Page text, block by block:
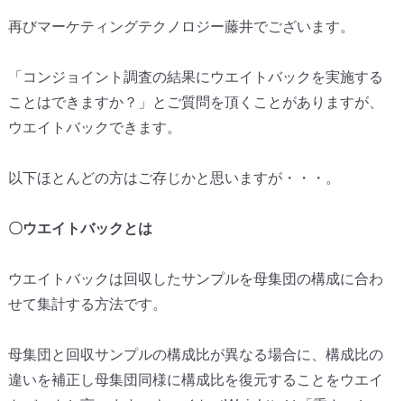
再びマーケティングテクノロジー藤井でございます。
「コンジョイント調査の結果にウエイトバックを実施する
ことはできますか？」とご質問を頂くことがありますが、
ウエイトバックできます。
以下ほとんどの方はご存じかと思いますが・・・。
〇ウエイトバックとは
ウエイトバックは回収したサンプルを母集団の構成に合わ
せて集計する方法です。
母集団と回収サンプルの構成比が異なる場合に、構成比の
違いを補正し母集団同様に構成比を復元することをウエイ